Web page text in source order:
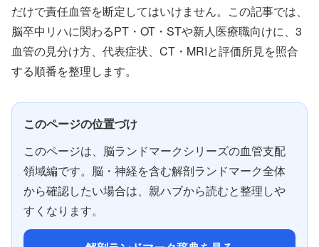
だけで責任血管を断定してはいけません。この記事では、
脳卒中リハに関わるPT・OT・STや新人医療職向けに、3
血管の見分け方、代表症状、CT・MRIと評価所見を照合
する順番を整理します。
このページの位置づけ
このページは、脳ランドマークシリーズの血管支配
領域編です。脳・神経を含む解剖ランドマーク全体
から確認したい場合は、親ハブから読むと整理しや
すくなります。